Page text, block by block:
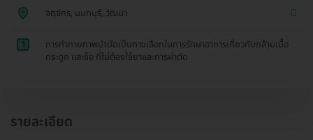
จตุจักร, นนทบุรี, วัฒนา
1
การทำกายภาพบำบัดเป็นทางเลือกในการรักษาอาการเกี่ยวกับกล้ามเนื้อ
กระดูก และข้อ ที่ไม่ต้องใช้ยาและการผ่าตัด
รายละเอียด